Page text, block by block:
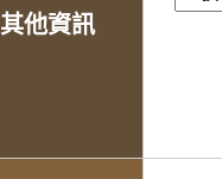
其他資訊